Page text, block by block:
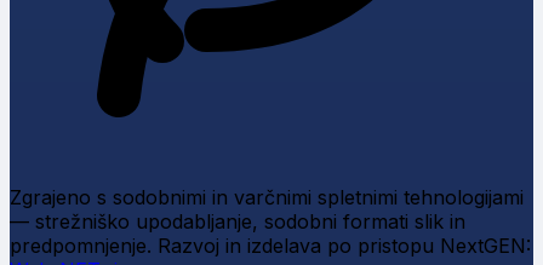
Zgrajeno s sodobnimi in varčnimi spletnimi tehnologijami
— strežniško upodabljanje, sodobni formati slik in
predpomnjenje. Razvoj in izdelava po pristopu NextGEN: